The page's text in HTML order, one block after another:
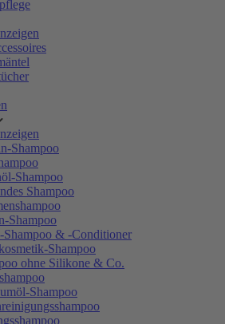
Shampoo
Shampoo
Shampoo
Shampoo
Shampoo & -Conditioner
Shampoo
ohne Silikone & Co.
Shampoo